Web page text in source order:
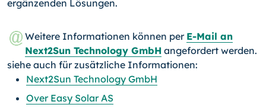
ergänzenden Lösungen.
Weitere Informationen können per E-Mail an
Next2Sun Technology GmbH angefordert werden.
siehe auch für zusätzliche Informationen:
Next2Sun Technology GmbH
Over Easy Solar AS